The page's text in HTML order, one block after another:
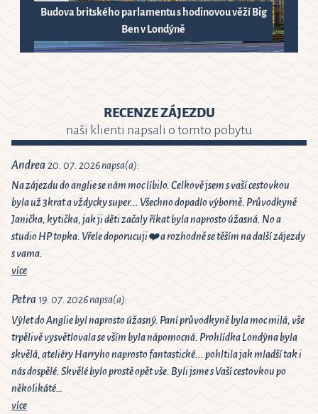
Budova britského parlamentu s hodinovou věží Big
Ben v Londýně
RECENZE ZÁJEZDU
naši klienti napsali o tomto pobytu
Andrea20. 07. 2026 napsa(a):
Na zájezdu do anglie se nám moc líbilo. Celkově jsem s vaší cestovkou
byla už 3krat a vždycky super... Všechno dopadlo výborně. Průvodkyně
Janička, kytička, jak ji děti začaly říkat byla naprosto úžasná. No a
studio HP topka. Vřele doporucuji❤️ a rozhodně se těším na další zájezdy
s vama.
více
Petra19. 07. 2026 napsa(a):
Výlet do Anglie byl naprosto úžasný. Paní průvodkyně byla moc milá, vše
trpělivě vysvětlovala se vším byla nápomocná. Prohlídka Londýna byla
skvělá, ateliéry Harryho naprosto fantastické... pohltila jak mladší tak i
nás dospělé. Skvělé bylo prostě opět vše. Byli jsme s Vaší cestovkou po
několikáté…
více